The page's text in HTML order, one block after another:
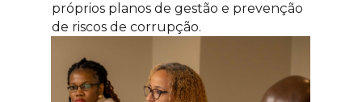
próprios planos de gestão e prevenção
de riscos de corrupção.